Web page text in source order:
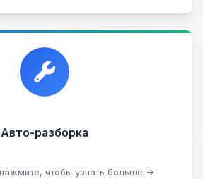
Авто-разборка
чтобы узнать больше →
для разборки на запчасти в
любом состоянии.
на разборку